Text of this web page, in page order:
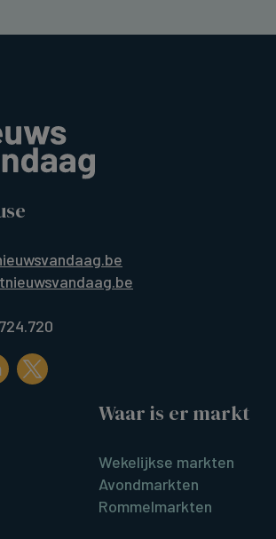
Waar is er markt
Wekelijkse markten
Avondmarkten
Rommelmarkten